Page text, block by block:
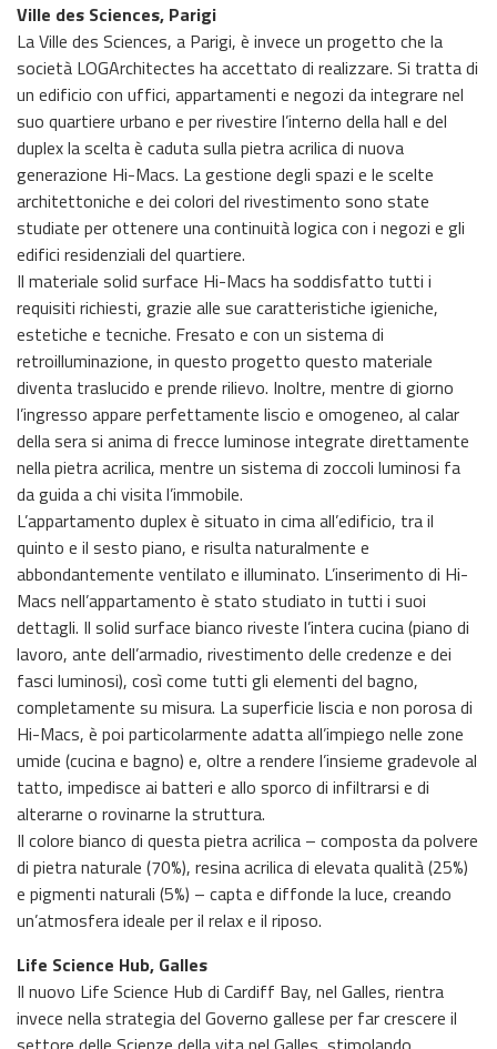
Ville des Sciences, Parigi
La Ville des Sciences, a Parigi, è invece un progetto che la
società LOGArchitectes ha accettato di realizzare. Si tratta di
un edificio con uffici, appartamenti e negozi da integrare nel
suo quartiere urbano e per rivestire l’interno della hall e del
duplex la scelta è caduta sulla pietra acrilica di nuova
generazione Hi-Macs. La gestione degli spazi e le scelte
architettoniche e dei colori del rivestimento sono state
studiate per ottenere una continuità logica con i negozi e gli
edifici residenziali del quartiere.
Il materiale solid surface Hi-Macs ha soddisfatto tutti i
requisiti richiesti, grazie alle sue caratteristiche igieniche,
estetiche e tecniche. Fresato e con un sistema di
retroilluminazione, in questo progetto questo materiale
diventa traslucido e prende rilievo. Inoltre, mentre di giorno
l’ingresso appare perfettamente liscio e omogeneo, al calar
della sera si anima di frecce luminose integrate direttamente
nella pietra acrilica, mentre un sistema di zoccoli luminosi fa
da guida a chi visita l’immobile.
L’appartamento duplex è situato in cima all’edificio, tra il
quinto e il sesto piano, e risulta naturalmente e
abbondantemente ventilato e illuminato. L’inserimento di Hi-
Macs nell’appartamento è stato studiato in tutti i suoi
dettagli. Il solid surface bianco riveste l’intera cucina (piano di
lavoro, ante dell’armadio, rivestimento delle credenze e dei
fasci luminosi), così come tutti gli elementi del bagno,
completamente su misura. La superficie liscia e non porosa di
Hi-Macs, è poi particolarmente adatta all’impiego nelle zone
umide (cucina e bagno) e, oltre a rendere l’insieme gradevole al
tatto, impedisce ai batteri e allo sporco di infiltrarsi e di
alterarne o rovinarne la struttura.
Il colore bianco di questa pietra acrilica – composta da polvere
di pietra naturale (70%), resina acrilica di elevata qualità (25%)
e pigmenti naturali (5%) – capta e diffonde la luce, creando
un’atmosfera ideale per il relax e il riposo.
Life Science Hub, Galles
Il nuovo Life Science Hub di Cardiff Bay, nel Galles, rientra
invece nella strategia del Governo gallese per far crescere il